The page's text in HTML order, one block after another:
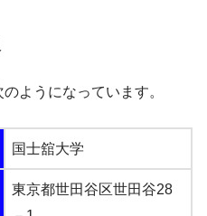
ようになっています。
国士舘大学
東京都世田谷区世田谷28